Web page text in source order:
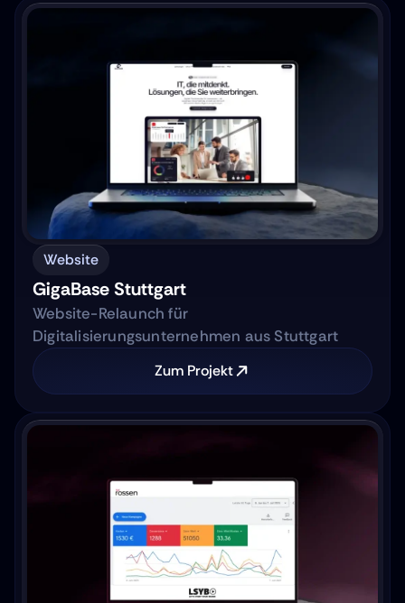
GigaBase Stuttgart
Website
Website-Relaunch für
Digitalisierungsunternehmen aus Stuttgart
Zum Projekt